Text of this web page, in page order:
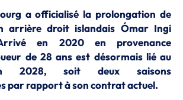
a officialisé la prolongation de
arrière droit islandais Ómar Ingi
en 2020 en provenance
de 28 ans est désormais lié au
2028, soit deux saisons
par rapport à son contrat actuel.